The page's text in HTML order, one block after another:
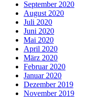
September 2020
August 2020
Juli 2020
Juni 2020
Mai 2020
April 2020
März 2020
Februar 2020
Januar 2020
Dezember 2019
November 2019